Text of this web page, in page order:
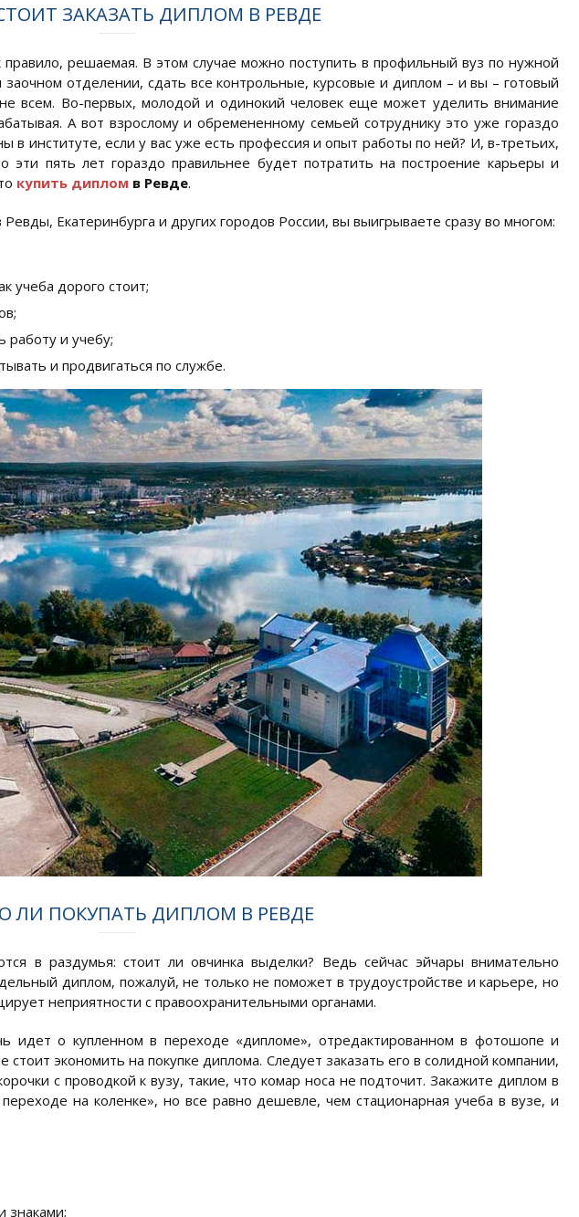
ЗАКАЗАТЬ ДИПЛОМ В РЕВДЕ
правило, решаемая. В этом случае можно поступить в профильный вуз по нужной
отделении, сдать все контрольные, курсовые и диплом – и вы – готовый
всем. Во-первых, молодой и одинокий человек еще может уделить внимание
А вот взрослому и обремененному семьей сотруднику это уже гораздо
в институте, если у вас уже есть профессия и опыт работы по ней? И, в-третьих,
пять лет гораздо правильнее будет потратить на построение карьеры и
купить дипломв Ревде.
Екатеринбурга и других городов России, вы выигрываете сразу во многом:
учеба дорого стоит;
работу и учебу;
и продвигаться по службе.
ЛИ ПОКУПАТЬ ДИПЛОМ В РЕВДЕ
в раздумья: стоит ли овчинка выделки? Ведь сейчас эйчары внимательно
диплом, пожалуй, не только не поможет в трудоустройстве и карьере, но
неприятности с правоохранительными органами.
идет о купленном в переходе «дипломе», отредактированном в фотошопе и
экономить на покупке диплома. Следует заказать его в солидной компании,
с проводкой к вузу, такие, что комар носа не подточит. Закажите диплом в
на коленке», но все равно дешевле, чем стационарная учеба в вузе, и
знаками;